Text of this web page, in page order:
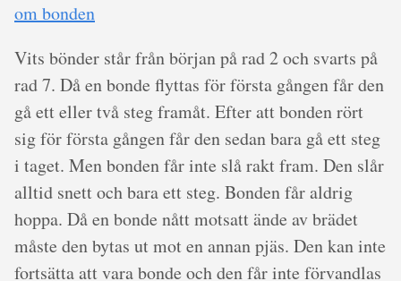
om bonden
Vits bönder står från början på rad 2 och svarts på
rad 7. Då en bonde flyttas för första gången får den
gå ett eller två steg framåt. Efter att bonden rört
sig för första gången får den sedan bara gå ett steg
i taget. Men bonden får inte slå rakt fram. Den slår
alltid snett och bara ett steg. Bonden får aldrig
hoppa. Då en bonde nått motsatt ände av brädet
måste den bytas ut mot en annan pjäs. Den kan inte
fortsätta att vara bonde och den får inte förvandlas